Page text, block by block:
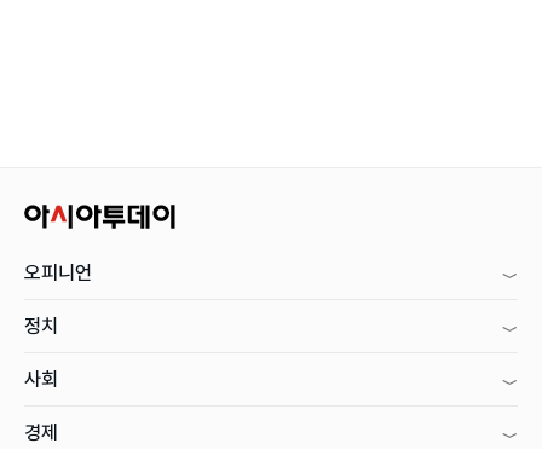
오피니언
정치
사회
경제